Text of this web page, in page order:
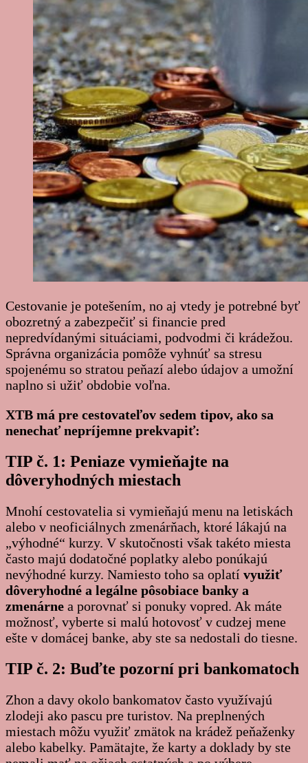
Cestovanie je potešením, no aj vtedy je potrebné byť
obozretný a zabezpečiť si financie pred
nepredvídanými situáciami, podvodmi či krádežou.
Správna organizácia pomôže vyhnúť sa stresu
spojenému so stratou peňazí alebo údajov a umožní
naplno si užiť obdobie voľna.
XTB má pre cestovateľov sedem tipov, ako sa
nenechať nepríjemne prekvapiť:
TIP č. 1: Peniaze vymieňajte na
dôveryhodných miestach
Mnohí cestovatelia si vymieňajú menu na letiskách
alebo v neoficiálnych zmenárňach, ktoré lákajú na
„výhodné“ kurzy. V skutočnosti však takéto miesta
často majú dodatočné poplatky alebo ponúkajú
nevýhodné kurzy. Namiesto toho sa oplatí využiť
dôveryhodné a legálne pôsobiace banky a
zmenárne a porovnať si ponuky vopred. Ak máte
možnosť, vyberte si malú hotovosť v cudzej mene
ešte v domácej banke, aby ste sa nedostali do tiesne.
TIP č. 2: Buďte pozorní pri bankomatoch
Zhon a davy okolo bankomatov často využívajú
zlodeji ako pascu pre turistov. Na preplnených
miestach môžu využiť zmätok na krádež peňaženky
alebo kabelky. Pamätajte, že karty a doklady by ste